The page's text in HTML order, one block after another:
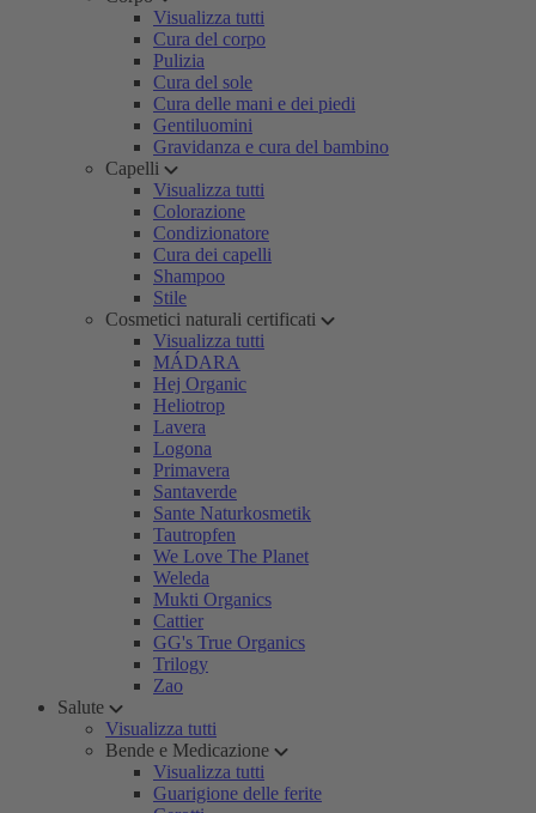
Visualizza tutti
Cura del corpo
Pulizia
Cura del sole
Cura delle mani e dei piedi
Gentiluomini
Gravidanza e cura del bambino
Capelli
Visualizza tutti
Colorazione
Condizionatore
Cura dei capelli
Shampoo
Stile
Cosmetici naturali certificati
Visualizza tutti
MÁDARA
Hej Organic
Heliotrop
Lavera
Logona
Primavera
Santaverde
Sante Naturkosmetik
Tautropfen
We Love The Planet
Weleda
Mukti Organics
Cattier
GG's True Organics
Trilogy
Zao
Salute
Visualizza tutti
Bende e Medicazione
Visualizza tutti
Guarigione delle ferite